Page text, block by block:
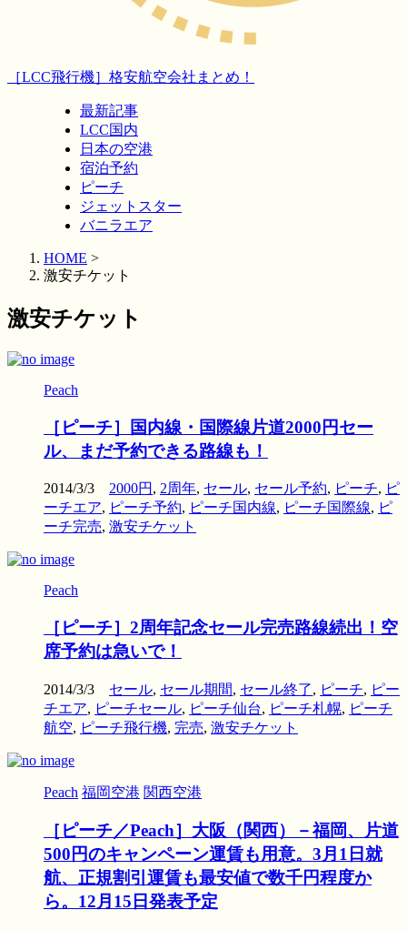
［LCC飛行機］格安航空会社まとめ！
最新記事
LCC国内
日本の空港
宿泊予約
ピーチ
ジェットスター
バニラエア
HOME >
激安チケット
激安チケット
Peach
［ピーチ］国内線・国際線片道2000円セー
ル、まだ予約できる路線も！
2014/3/3 2000円 , 2周年, セール, セール予約, ピーチ, ピ
ーチエア, ピーチ予約, ピーチ国内線, ピーチ国際線, ピ
ーチ完売, 激安チケット
Peach
［ピーチ］2周年記念セール完売路線続出！空
席予約は急いで！
2014/3/3 セール, セール期間, セール終了, ピーチ, ピー
チエア, ピーチセール, ピーチ仙台, ピーチ札幌, ピーチ
航空, ピーチ飛行機, 完売, 激安チケット
Peach 福岡空港 関西空港
［ピーチ／Peach］大阪（関西）－福岡、片道
500円のキャンペーン運賃も用意。3月1日就
航、正規割引運賃も最安値で数千円程度か
ら。12月15日発表予定